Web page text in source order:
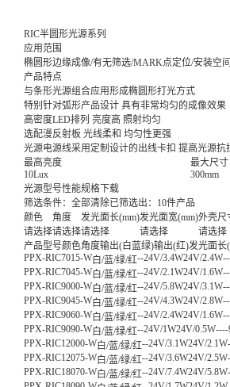
RIC半圆形光源系列
应用范围
椭圆形边缘成像/有无筛选/MARK点定位/安装空
产品特点
与条形光源组合应用形成椭圆形打光方式
特别针对弧形产品设计 具有非常均匀的成像效果
高密度LED排列 亮度高 照射均匀
选配漫反射板 光线柔和 均匀性更强
光源电源线采用定制设计的出线卡扣 提高光源抗
最高亮度
10Lux
最大尺寸
300mm
光源型号性能规格下载
筛选条件： 全部清除已筛选出： 10件产品
颜色
请选择
角度
请选择
发光面长(mm)
请选择
发光面宽(mm)
请选择
外壳尺
请选择
产品型号颜色角度输出(白蓝绿)输出(红)发光面长
PPX-RIC7015-W白/蓝/绿/红--24V/3.4W24V/2.4W--
PPX-RIC7045-W白/蓝/绿/红--24V/2.1W24V/1.6W--
PPX-RIC9000-W白/蓝/绿/红--24V/5.8W24V/3.1W--
PPX-RIC9045-W白/蓝/绿/红--24V/4.3W24V/2.8W--
PPX-RIC9060-W白/蓝/绿/红--24V/2.4W24V/1.6W--
PPX-RIC9090-W白/蓝/绿/红--24V/1W24V/0.5W----
PPX-RIC12000-W白/蓝/绿/红--24V/3.1W24V/2.1W
PPX-RIC12075-W白/蓝/绿/红--24V/3.6W24V/2.5W
PPX-RIC18070-W白/蓝/绿/红--24V/7.4W24V/5.8W